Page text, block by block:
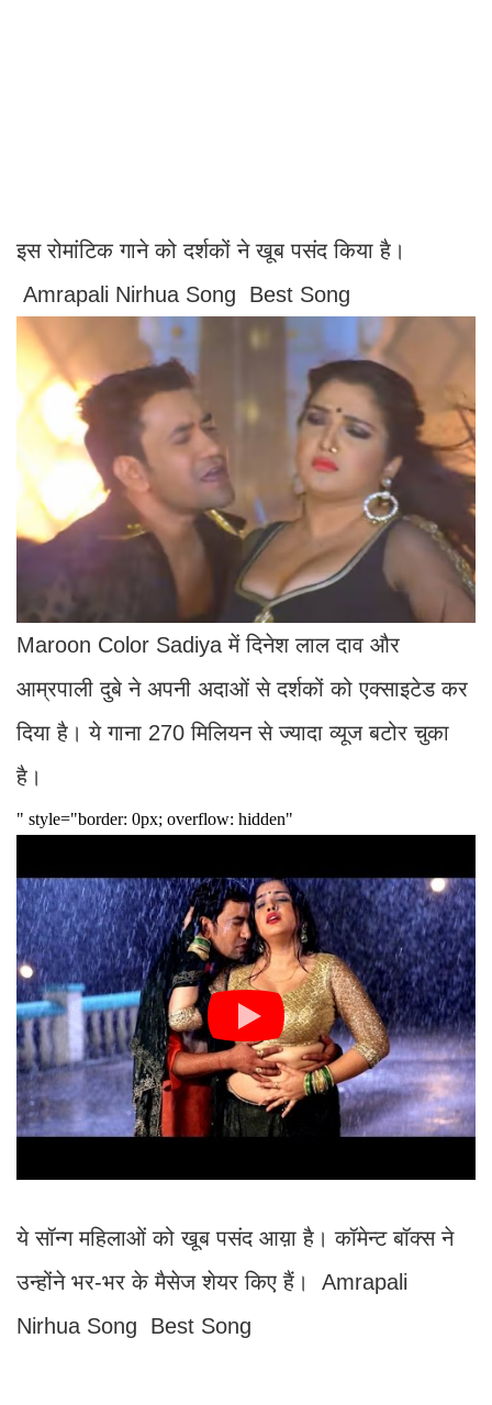
इस रोमांटिक गाने को दर्शकों ने खूब पसंद किया है।
Amrapali Nirhua Song Best Song
Maroon Color Sadiya में दिनेश लाल दाव और
आम्रपाली दुबे ने अपनी अदाओं से दर्शकों को एक्साइटेड कर
दिया है। ये गाना 270 मिलियन से ज्यादा व्यूज बटोर चुका
है।
ये सॉन्ग महिलाओं को खूब पसंद आय़ा है। कॉमेन्ट बॉक्स ने
उन्होंने भर-भर के मैसेज शेयर किए हैं। Amrapali
Nirhua Song Best Song